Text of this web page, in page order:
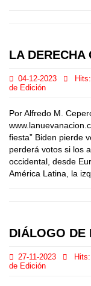
LA DERECHA
04-12-2023 Hits:
de Edición
Por Alfredo M.
fiesta” Biden pierde
perderá votos si los
occidental, desde
América Latina, la
DIÁLOGO DE
27-11-2023 Hits:
de Edición